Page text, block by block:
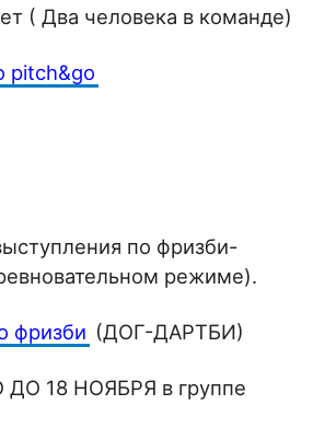
( Два человека в команде)
pitch&go
по фризби-
режиме).
фризби (ДОГ-ДАРТБИ)
18 НОЯБРЯ в группе